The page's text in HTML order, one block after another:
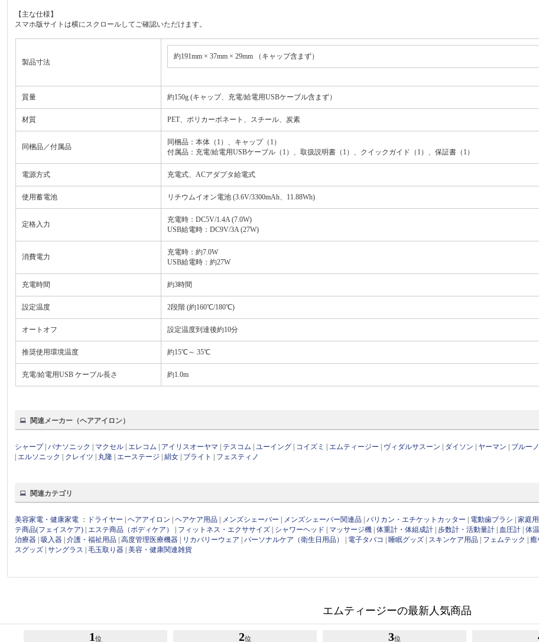
【主な仕様】
スマホ版サイトは横にスクロールしてご確認いただけます。
製品寸法
約191mm × 37mm × 29mm （キャップ含まず）
質量 約150g (キャップ、充電/給電用USBケーブル含まず）
材質 PET、ポリカーボネート、スチール、炭素
同梱品／付属品
同梱品：本体（1）、キャップ（1）
付属品：充電/給電用USBケーブル（1）、取扱説明書（1）、クイックガイド（1）、保証書（1）
電源方式 充電式、ACアダプタ給電式
使用蓄電池 リチウムイオン電池 (3.6V/3300mAh、11.88Wh)
定格入力
充電時：DC5V/1.4A (7.0W)
USB給電時：DC9V/3A (27W)
消費電力
充電時：約7.0W
USB給電時：約27W
充電時間 約3時間
設定温度 2段階 (約160℃/180℃)
オートオフ 設定温度到達後約10分
推奨使用環境温度 約15℃～ 35℃
充電/給電用USB ケーブル長さ 約1.0m
関連メーカー（ヘアアイロン）
シャープ|パナソニック マクセル エレコム アイリスオーヤマ テスコム |ユーイング コイズミ エムティージー ヴィダルサスーン ダイソン ヤーマン ブルーノ
エルソニック クレイツ 丸隆 エーステージ |絹女 ブライト フェスティノ
関連カテゴリ
美容家電・健康家電 ： ドライヤー |ヘアアイロン |ヘアケア用品 メンズシェーバー メンズシェーバー関連品 |バリカン・エチケットカッター 電動歯ブラシ |家庭
テ商品(フェイスケア)
エステ商品（ボディケア） フィットネス・エクササイズ シャワーヘッド マッサージ機 |体重計・体組成計 |歩数計・活動量計 血圧計 |体
治療器 |吸入器 |介護・福祉用品 |高度管理医療機器 リカバリーウェア |パーソナルケア（衛生日用品） 電子タバコ 睡眠グッズ スキンケア用品 フェムテック |癒
スグッズ |サングラス |毛玉取り器 |美容・健康関連雑貨
エムティージーの最新人気商品
1 位 2位 3位